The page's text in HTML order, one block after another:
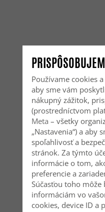
Používame cookies
aby sme vám
nákupný zážitok,
(prostredníctvom
Meta – všetky
„Nastavenia“) a aby
spoľahlivosť a
stránok. Za týmto
informácie o tom,
preferencie a
Súčasťou toho
informáciám vo
cookies, device ID a